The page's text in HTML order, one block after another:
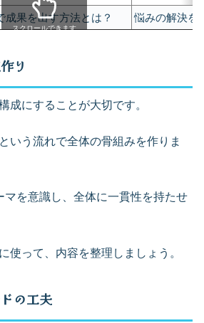
成果を出す方法とは？
悩みの解決を
スクロールできます
り
成にすることが大切です。
いう流れで全体の骨組みを作りま
マを意識し、全体に一貫性を持たせ
使って、内容を整理しましょう。
の工夫